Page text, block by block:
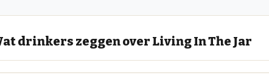
drinkers zeggen over Living In The Jar